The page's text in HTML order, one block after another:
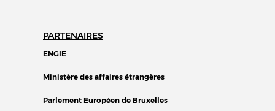
PARTENAIRES
ENGIE
Ministère des affaires étrangères
Parlement Européen de Bruxelles